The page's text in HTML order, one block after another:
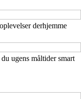
derhjemme
ugens måltider smart